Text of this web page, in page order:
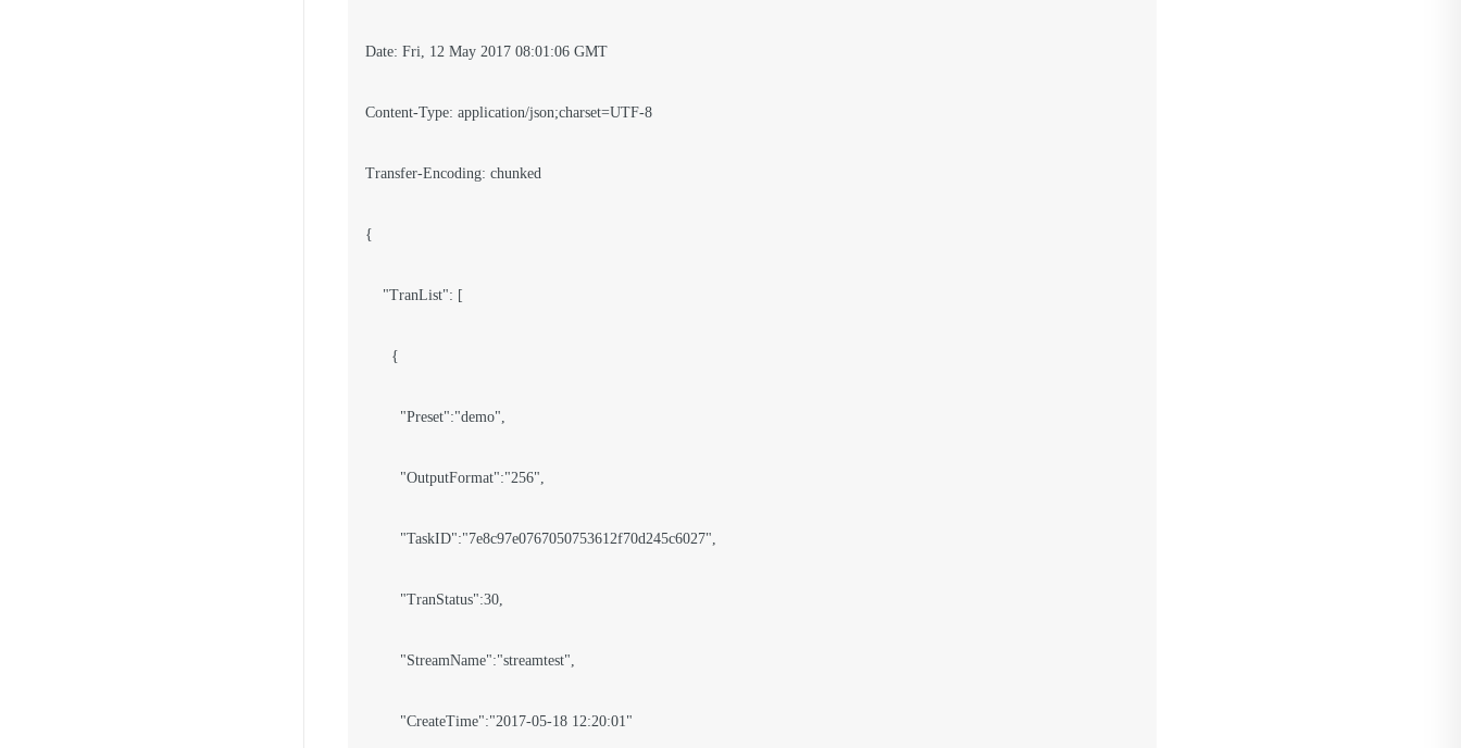
Date: Fri, 12 May 2017 08:01:06 GMT
Content-Type: application/json;charset=UTF-8
Transfer-Encoding: chunked
{
    "TranList": [
      {
        "Preset":"demo",
        "OutputFormat":"256",
        "TaskID":"7e8c97e0767050753612f70d245c6027",
        "TranStatus":30,
        "StreamName":"streamtest",
        "CreateTime":"2017-05-18 12:20:01"